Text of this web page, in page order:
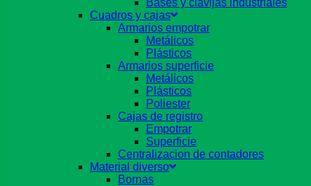
Bases y clavijas industriales
Cuadros y cajas
Armarios empotrar
Metálicos
Plásticos
Armarios superficie
Metálicos
Plásticos
Poliester
Cajas de registro
Empotrar
Superficie
Centralizacion de contadores
Material diverso
Bornas